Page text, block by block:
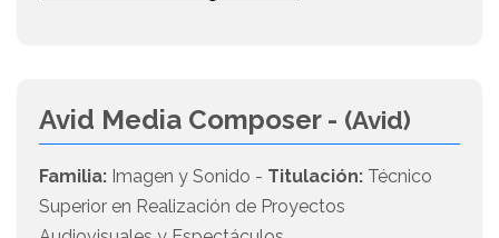
Avid Media Composer - (Avid)
Familia: Imagen y Sonido - Titulación: Técnico
Superior en Realización de Proyectos